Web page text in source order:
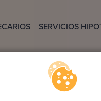
SERVICIOS